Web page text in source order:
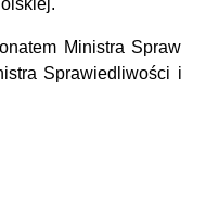
Ministra Spraw
Sprawiedliwości i